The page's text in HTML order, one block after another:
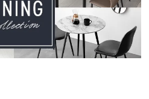
上に寝転がるとそれぞれがずれて
防止のマット等を購入予定です。
で満足しています！